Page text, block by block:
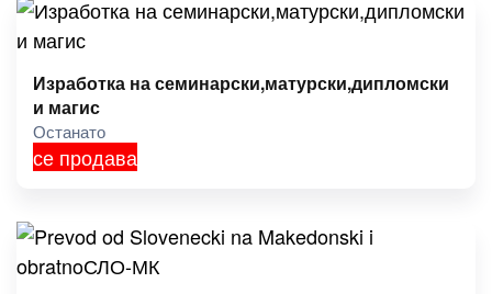
Изработка на семинарски,матурски,дипломски
и магис
Останато
се продава